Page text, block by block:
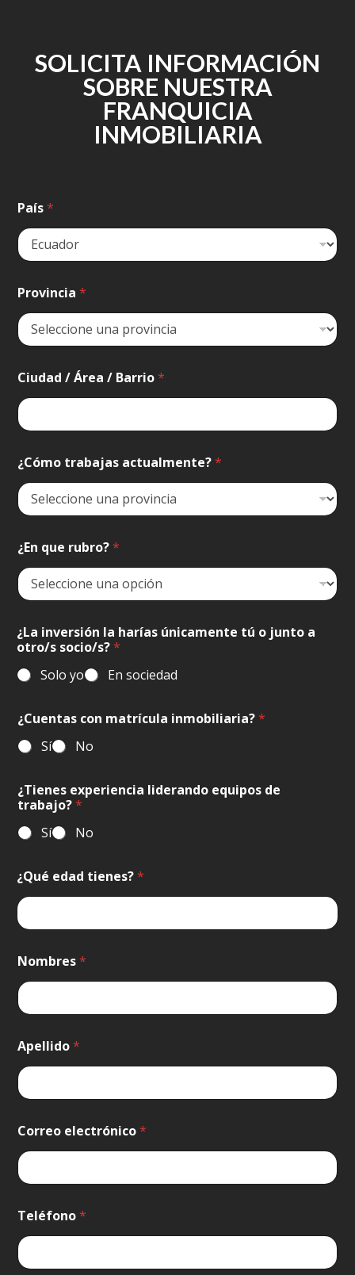
SOLICITA INFORMACIÓN
SOBRE NUESTRA
FRANQUICIA
INMOBILIARIA
a
o
u
L
a
y
o
u
s
c
i
s
?
País*
Provincia *
Ciudad / Área / Barrio*
¿Cómo trabajas actualmente?*
¿En que rubro?*
¿La inversión la harías únicamente tú o junto a
otro/s socio/s?*
Solo yo
En sociedad
¿Cuentas con matrícula inmobiliaria?*
Sí
No
¿Tienes experiencia liderando equipos de
trabajo?*
Sí
No
¿Qué edad tienes?*
Nombres*
Apellido*
Correo electrónico*
Teléfono*